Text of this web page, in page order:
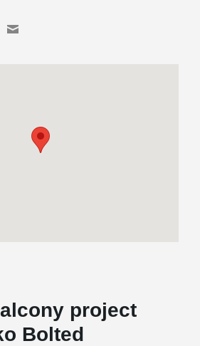
project
Bolted